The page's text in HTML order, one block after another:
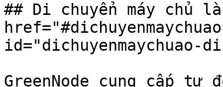
## Di chuyển máy chủ
id="dichuyenmaychuao-
GreenNode cung cấp